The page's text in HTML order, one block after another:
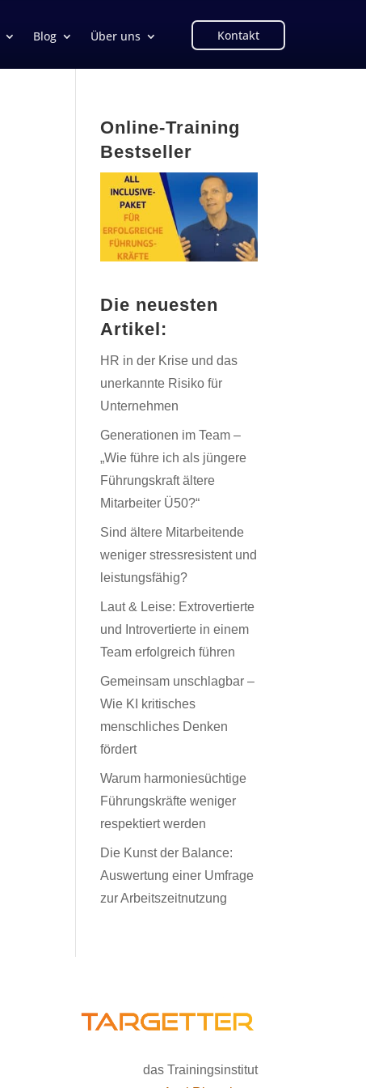
Blog Über uns Kontakt
Online-Training
Bestseller
Die neuesten
Artikel:
HR in der Krise und das
unerkannte Risiko für
Unternehmen
Generationen im Team –
„Wie führe ich als jüngere
Führungskraft ältere
Mitarbeiter Ü50?“
Sind ältere Mitarbeitende
weniger stressresistent und
leistungsfähig?
Laut & Leise: Extrovertierte
und Introvertierte in einem
Team erfolgreich führen
Gemeinsam unschlagbar –
Wie KI kritisches
menschliches Denken
fördert
Warum harmoniesüchtige
Führungskräfte weniger
respektiert werden
Die Kunst der Balance:
Auswertung einer Umfrage
zur Arbeitszeitnutzung
das Trainingsinstitut